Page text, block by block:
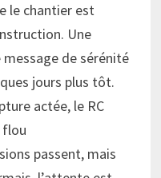
le chantier est
Une
de sérénité
jours plus tôt.
actée, le RC
flou
passent, mais